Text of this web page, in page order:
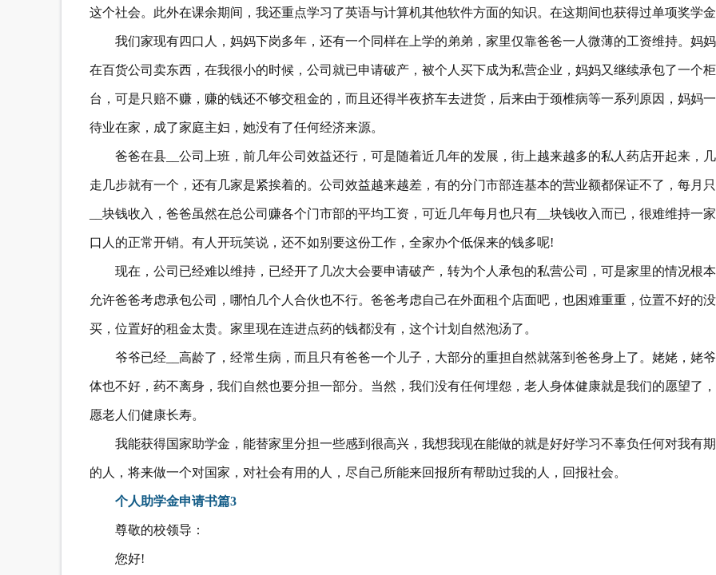
这个社会。此外在课余期间，我还重点学习了英语与计算机其他软件方面的知识。在这期间也获得过单项奖学金
我们家现有四口人，妈妈下岗多年，还有一个同样在上学的弟弟，家里仅靠爸爸一人微薄的工资维持。妈
在百货公司卖东西，在我很小的时候，公司就已申请破产，被个人买下成为私营企业，妈妈又继续承包了一个柜
台，可是只赔不赚，赚的钱还不够交租金的，而且还得半夜挤车去进货，后来由于颈椎病等一系列原因，妈妈
待业在家，成了家庭主妇，她没有了任何经济来源。
爸爸在县__公司上班，前几年公司效益还行，可是随着近几年的发展，街上越来越多的私人药店开起来，
走几步就有一个，还有几家是紧挨着的。公司效益越来越差，有的分门市部连基本的营业额都保证不了，每月
__块钱收入，爸爸虽然在总公司赚各个门市部的平均工资，可近几年每月也只有__块钱收入而已，很难维持一
口人的正常开销。有人开玩笑说，还不如别要这份工作，全家办个低保来的钱多呢!
现在，公司已经难以维持，已经开了几次大会要申请破产，转为个人承包的私营公司，可是家里的情况根
允许爸爸考虑承包公司，哪怕几个人合伙也不行。爸爸考虑自己在外面租个店面吧，也困难重重，位置不好的没
买，位置好的租金太贵。家里现在连进点药的钱都没有，这个计划自然泡汤了。
爷爷已经__高龄了，经常生病，而且只有爸爸一个儿子，大部分的重担自然就落到爸爸身上了。姥姥，姥
体也不好，药不离身，我们自然也要分担一部分。当然，我们没有任何埋怨，老人身体健康就是我们的愿望了
愿老人们健康长寿。
我能获得国家助学金，能替家里分担一些感到很高兴，我想我现在能做的就是好好学习不辜负任何对我有
的人，将来做一个对国家，对社会有用的人，尽自己所能来回报所有帮助过我的人，回报社会。
个人助学金申请书篇3
尊敬的校领导：
您好!